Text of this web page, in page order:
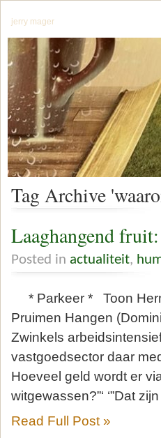
jerry mager
Tag Archive
Laaghangend
Posted in actualiteit,
* Parkeer * Toon
Pruimen Hangen
Zwinkels
vastgoedsector daar
Hoeveel geld wordt er
witgewassen?”‘ ‘”Dat
Read Full Post »